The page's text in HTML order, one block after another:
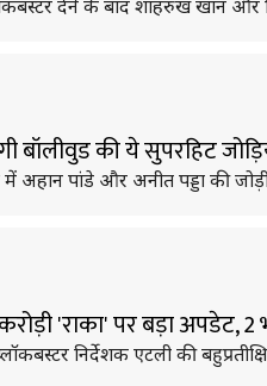
देने के बाद शाहरुख खान और
बॉलीवुड की ये सुपरहिट
अहान पांडे और अनीत पड्डा की
'राका' पर बड़ा अपडेट,
निर्देशक एटली की